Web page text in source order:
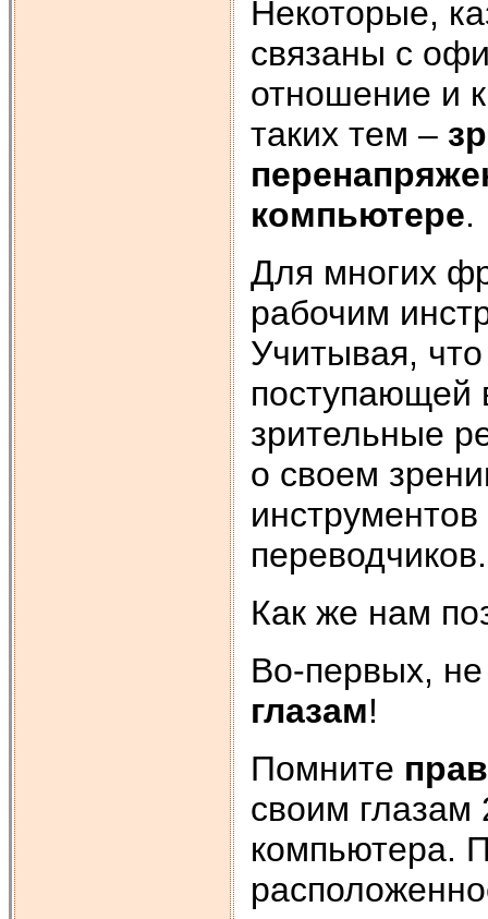
Некоторые,
связаны с
отношение и
таких тем –
компьютере.
Для многих
рабочим
Учитывая,
поступающей
зрительные
о своем
переводчиков.
Как же нам
Во-первых,
глазам!
Помните
своим глазам
компьютера.